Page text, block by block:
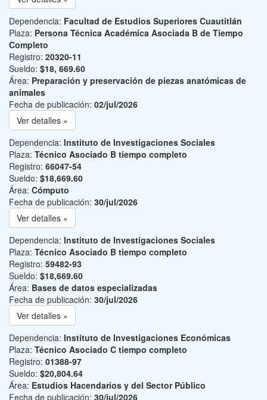
Dependencia: Facultad de Estudios Superiores Cuautitlán
Plaza: Persona Técnica Académica Asociada B de Tiempo
Completo
Registro: 20320-11
Sueldo: $18, 669.60
Área: Preparación y preservación de piezas anatómicas de
animales
Fecha de publicación: 02/jul/2026
Ver detalles »
Dependencia: Instituto de Investigaciones Sociales
Plaza: Técnico Asociado B tiempo completo
Registro: 66047-54
Sueldo: $18,669.60
Área: Cómputo
Fecha de publicación: 30/jul/2026
Ver detalles »
Dependencia: Instituto de Investigaciones Sociales
Plaza: Técnico Asociado B tiempo completo
Registro: 59482-93
Sueldo: $18,669.60
Área: Bases de datos especializadas
Fecha de publicación: 30/jul/2026
Ver detalles »
Dependencia: Instituto de Investigaciones Económicas
Plaza: Técnico Asociado C tiempo completo
Registro: 01388-97
Sueldo: $20,804.64
Área: Estudios Hacendarios y del Sector Público
Fecha de publicación: 30/jul/2026